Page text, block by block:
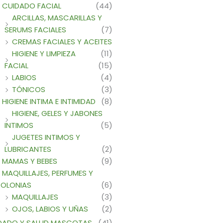
CUIDADO FACIAL
(44)
ARCILLAS, MASCARILLAS Y
SERUMS FACIALES
(7)
CREMAS FACIALES Y ACEITES
(11)
HIGIENE Y LIMPIEZA
FACIAL
(15)
LABIOS
(4)
TÓNICOS
(3)
HIGIENE INTIMA E INTIMIDAD
(8)
HIGIENE, GELES Y JABONES
INTIMOS
(5)
JUGETES INTIMOS Y
LUBRICANTES
(2)
MAMAS Y BEBES
(9)
MAQUILLAJES, PERFUMES Y
(6)
MAQUILLAJES
(3)
OJOS, LABIOS Y UÑAS
(2)